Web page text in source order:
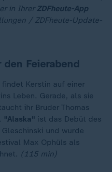
in Ihrer ZDFheute-App
/ ZDFheute-Update-
Feierabend
findet Kerstin auf einer
Leben. Gerade, als sie
ihr Bruder Thomas
"Alaska" ist das Debüt des
und wurde
Max Ophüls als
(115 min)